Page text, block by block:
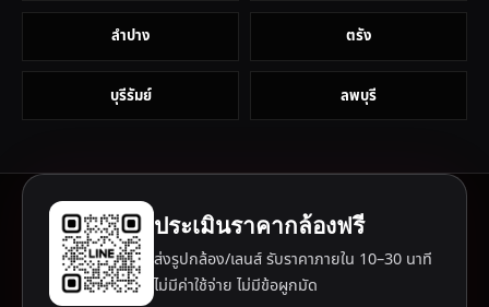
ลำปาง ตรัง
บุรีรัมย์ ลพบุรี
ประเมินราคากล้องฟรี
ส่งรูปกล้อง/เลนส์ รับราคาภายใน 10–30 นาที
ไม่มีค่าใช้จ่าย ไม่มีข้อผูกมัด